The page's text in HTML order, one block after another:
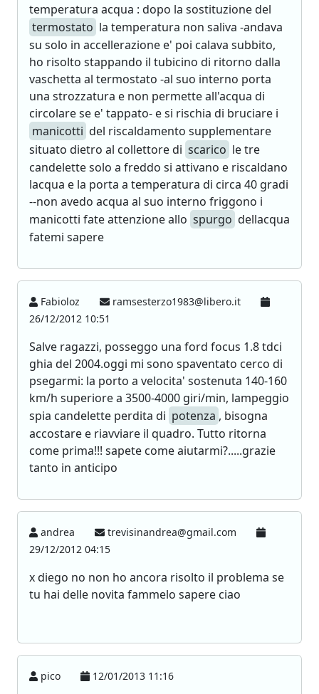
temperatura acqua : dopo la sostituzione del
termostato la temperatura non saliva -andava
su solo in accellerazione e' poi calava subbito,
ho risolto stappando il tubicino di ritorno dalla
vaschetta al termostato -al suo interno porta
una strozzatura e non permette all'acqua di
circolare se e' tappato- e si rischia di bruciare i
manicotti del riscaldamento supplementare
situato dietro al collettore di scarico le tre
candelette solo a freddo si attivano e riscaldano
lacqua e la porta a temperatura di circa 40 gradi
--non avedo acqua al suo interno friggono i
manicotti fate attenzione allo spurgo dellacqua
fatemi sapere
Fabioloz
ramsesterzo1983@libero.it
26/12/2012 10:51
Salve ragazzi, posseggo una ford focus 1.8 tdci
ghia del 2004.oggi mi sono spaventato cerco di
psegarmi: la porto a velocita' sostenuta 140-160
km/h superiore a 3500-4000 giri/min, lampeggio
spia candelette perdita di potenza , bisogna
accostare e riavviare il quadro. Tutto ritorna
come prima!!! sapete come aiutarmi?.....grazie
tanto in anticipo
andrea
trevisinandrea@gmail.com
29/12/2012 04:15
x diego no non ho ancora risolto il problema se
tu hai delle novita fammelo sapere ciao
pico 12/01/2013 11:16